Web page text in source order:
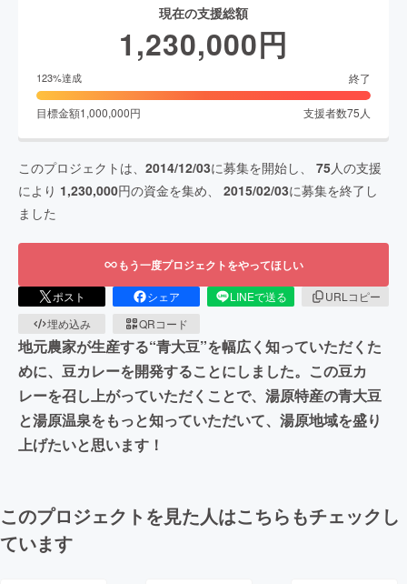
現在の支援総額
1,230,000円
123%達成 終了
目標金額1,000,000円 支援者数75 人
このプロジェクトは、 2014/12/03に募集を開始し、 75人の支援
により 1,230,000円の資金を集め、 2015/02/03に募集を終了し
ました
もう一度プロジェクトをやってほしい
ポスト シェア LINEで送る
URLコピー
埋め込み
QRコード
地元農家が生産する“青大豆”を幅広く知っていただくた
めに、豆カレーを開発することにしました。この豆カ
レーを召し上がっていただくことで、湯原特産の青大豆
と湯原温泉をもっと知っていただいて、湯原地域を盛り
上げたいと思います！
このプロジェクトを見た人はこちらもチェックし
ています